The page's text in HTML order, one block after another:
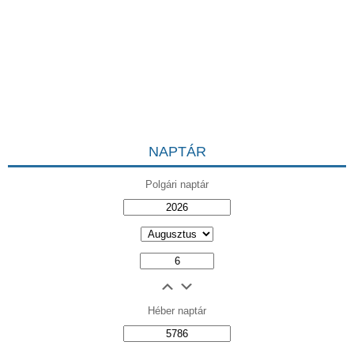
NAPTÁR
Polgári naptár
Héber naptár